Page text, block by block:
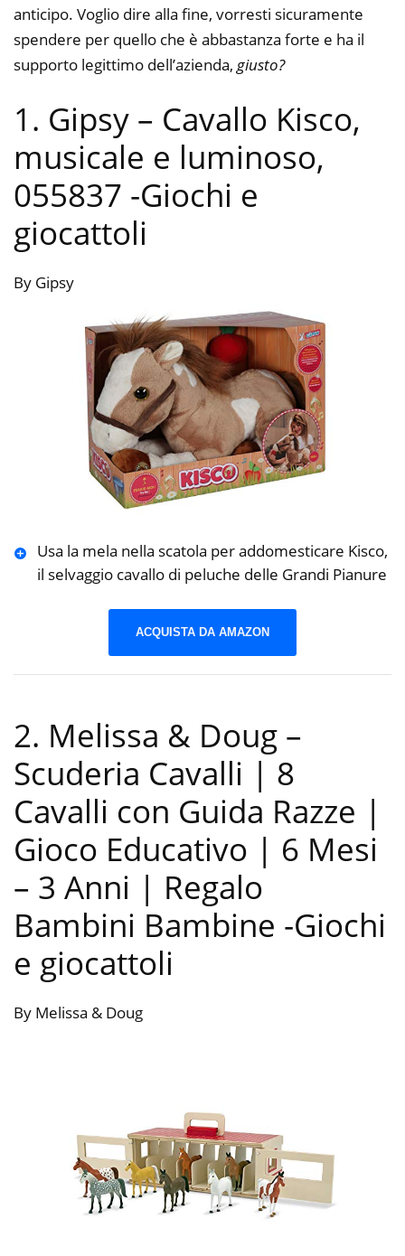
anticipo. Voglio dire alla fine, vorresti sicuramente
spendere per quello che è abbastanza forte e ha il
supporto legittimo dell’azienda, giusto?
1. Gipsy – Cavallo Kisco,
musicale e luminoso,
055837 -Giochi e
giocattoli
By Gipsy
Usa la mela nella scatola per addomesticare Kisco,
il selvaggio cavallo di peluche delle Grandi Pianure
ACQUISTA DA AMAZON
2. Melissa & Doug –
Scuderia Cavalli | 8
Cavalli con Guida Razze |
Gioco Educativo | 6 Mesi
– 3 Anni | Regalo
Bambini Bambine -Giochi
e giocattoli
By Melissa & Doug